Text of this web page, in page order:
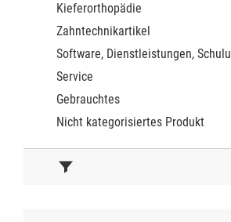
Kieferorthopädie
Zahntechnikartikel
Software, Dienstleistungen,
Service
Gebrauchtes
Nicht kategorisiertes Produkt